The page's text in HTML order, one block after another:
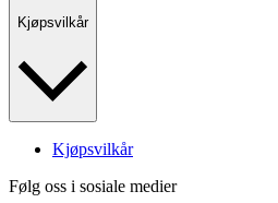
Kjøpsvilkår
Kjøpsvilkår
Følg oss i sosiale medier